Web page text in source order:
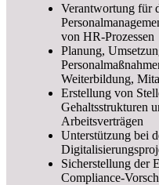
Verantwortung für
von HR-Prozessen
Planung,
Weiterbildung,
Erstellung von
Gehaltsstrukturen
Arbeitsverträgen
Unterstützung bei
Sicherstellung der
Compliance-